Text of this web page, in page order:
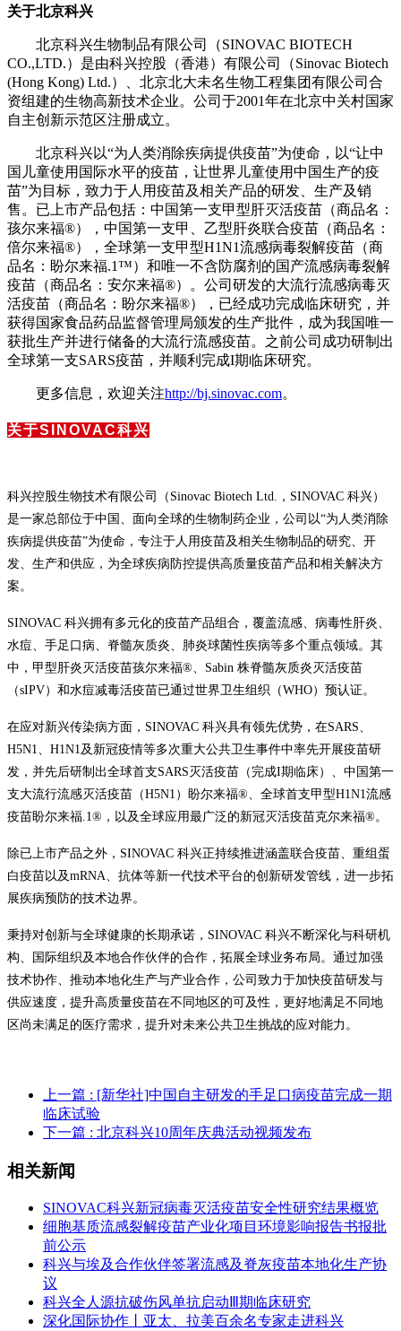
关于北京科兴
北京科兴生物制品有限公司（SINOVAC BIOTECH
CO.,LTD.）是由科兴控股（香港）有限公司（Sinovac Biotech
(Hong Kong) Ltd.）、北京北大未名生物工程集团有限公司合
资组建的生物高新技术企业。公司于2001年在北京中关村国家
自主创新示范区注册成立。
北京科兴以“为人类消除疾病提供疫苗”为使命，以“让中
国儿童使用国际水平的疫苗，让世界儿童使用中国生产的疫
苗”为目标，致力于人用疫苗及相关产品的研发、生产及销
售。已上市产品包括：中国第一支甲型肝灭活疫苗（商品名：
孩尔来福®），中国第一支甲、乙型肝炎联合疫苗（商品名：
倍尔来福®），全球第一支甲型H1N1流感病毒裂解疫苗（商
品名：盼尔来福.1™）和唯一不含防腐剂的国产流感病毒裂解
疫苗（商品名：安尔来福®）。公司研发的大流行流感病毒灭
活疫苗（商品名：盼尔来福®），已经成功完成临床研究，并
获得国家食品药品监督管理局颁发的生产批件，成为我国唯一
获批生产并进行储备的大流行流感疫苗。之前公司成功研制出
全球第一支SARS疫苗，并顺利完成I期临床研究。
更多信息，欢迎关注http://bj.sinovac.com。
关于SINOVAC科兴
科兴控股生物技术有限公司（Sinovac Biotech Ltd.，SINOVAC 科兴）
是一家总部位于中国、面向全球的生物制药企业，公司以“为人类消除
疾病提供疫苗”为使命，专注于人用疫苗及相关生物制品的研究、开
发、生产和供应，为全球疾病防控提供高质量疫苗产品和相关解决方
案。
SINOVAC 科兴拥有多元化的疫苗产品组合，覆盖流感、病毒性肝炎、
水痘、手足口病、脊髓灰质炎、肺炎球菌性疾病等多个重点领域。其
中，甲型肝炎灭活疫苗孩尔来福®、Sabin 株脊髓灰质炎灭活疫苗
（sIPV）和水痘减毒活疫苗已通过世界卫生组织（WHO）预认证。
在应对新兴传染病方面，SINOVAC 科兴具有领先优势，在SARS、
H5N1、H1N1及新冠疫情等多次重大公共卫生事件中率先开展疫苗研
发，并先后研制出全球首支SARS灭活疫苗（完成I期临床）、中国第一
支大流行流感灭活疫苗（H5N1）盼尔来福®、全球首支甲型H1N1流感
疫苗盼尔来福.1®，以及全球应用最广泛的新冠灭活疫苗克尔来福®。
除已上市产品之外，SINOVAC 科兴正持续推进涵盖联合疫苗、重组蛋
白疫苗以及mRNA、抗体等新一代技术平台的创新研发管线，进一步拓
展疾病预防的技术边界。
秉持对创新与全球健康的长期承诺，SINOVAC 科兴不断深化与科研机
构、国际组织及本地合作伙伴的合作，拓展全球业务布局。通过加强
技术协作、推动本地化生产与产业合作，公司致力于加快疫苗研发与
供应速度，提升高质量疫苗在不同地区的可及性，更好地满足不同地
区尚未满足的医疗需求，提升对未来公共卫生挑战的应对能力。
上一篇 : [新华社]中国自主研发的手足口病疫苗完成一期
临床试验
下一篇 : 北京科兴10周年庆典活动视频发布
相关新闻
SINOVAC科兴新冠病毒灭活疫苗安全性研究结果概览
细胞基质流感裂解疫苗产业化项目环境影响报告书报批
前公示
科兴与埃及合作伙伴签署流感及脊灰疫苗本地化生产协
议
科兴全人源抗破伤风单抗启动Ⅲ期临床研究
深化国际协作丨亚太、拉美百余名专家走进科兴